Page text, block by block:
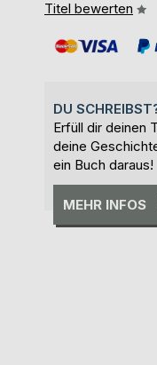
Titel bewerten
DU
Erfüll dir deinen
deine
ein Buch daraus!
MEHR INFOS